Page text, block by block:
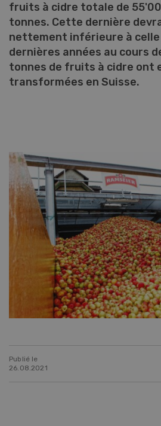
fruits à cidre totale de
tonnes. Cette dernière
nettement inférieure à
dernières années au cours
tonnes de fruits à cidre ont
transformées en Suisse.
Publié le
26.08.2021